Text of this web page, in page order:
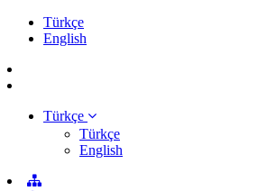
Türkçe
English
Türkçe
Türkçe
English